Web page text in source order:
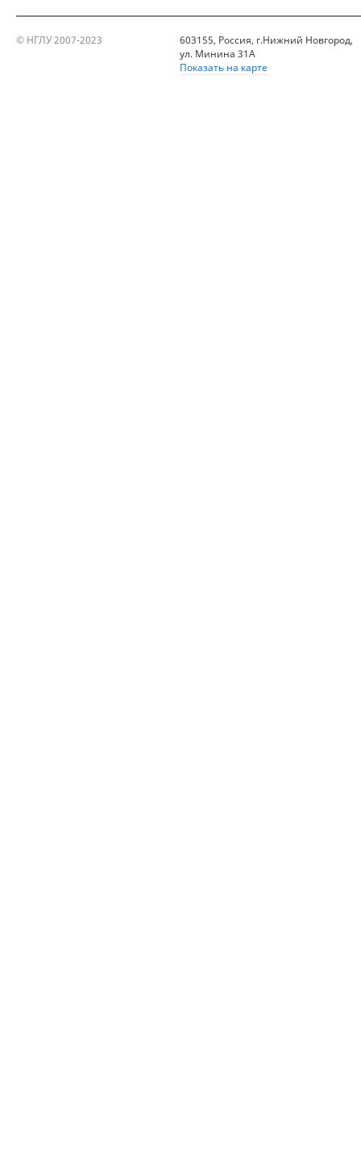
© НГЛУ 2007-2023
603155, Россия, г.Нижний Новгород,
ул. Минина 31А
Показать на карте